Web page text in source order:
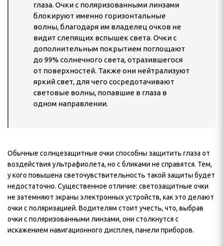
глаза. Очки с поляризованными линзами
блокируют именно горизонтальные
волны, благодаря им владелец очков не
видит слепящих вспышек света. Очки с
дополнительным покрытием поглощают
до 99% солнечного света, отразившегося
от поверхностей. Также они нейтрализуют
яркий свет, для чего сосредотачивают
световые волны, попавшие в глаза в
одном направлении.
Обычные солнцезащитные очки способны защитить глаза от
воздействия ультрафиолета, но с бликами не справятся. Тем,
у кого повышена светочувствительность такой защиты будет
недостаточно. Существенное отличие: светозащитные очки
не затемняют экраны электронных устройств, как это делают
очки с поляризацией. Водителям стоит учесть, что, выбрав
очки с поляризованными линзами, они столкнутся с
искажением навигационного дисплея, панели приборов.